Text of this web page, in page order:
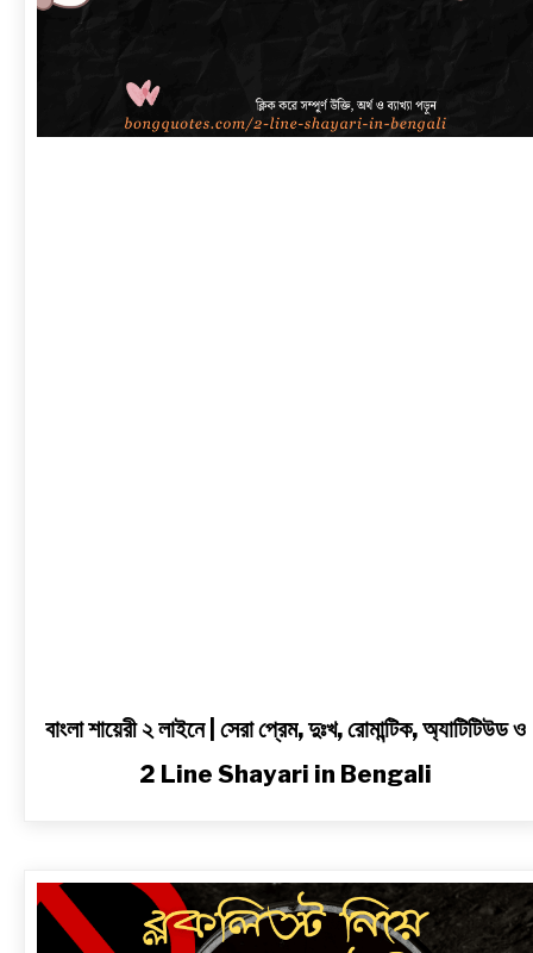
বাংলা শায়েরী ২ লাইনে | সেরা প্রেম, দুঃখ, রোমান্টিক, অ্যাটিটিউড ও
2 Line Shayari in Bengali